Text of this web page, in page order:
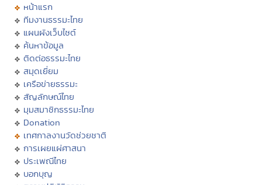
หน้าแรก
ทีมงานธรรมะไทย
แผนผังเว็บไซต์
ค้นหาข้อมูล
ติดต่อธรรมะไทย
สมุดเยี่ยม
เครือข่ายธรรมะ
สัญลักษณ์ไทย
มุมสมาชิกธรรมะไทย
Donation
เทศกาลงานวัดช่วยชาติ
การเผยแผ่ศาสนา
ประเพณีไทย
บอกบุญ